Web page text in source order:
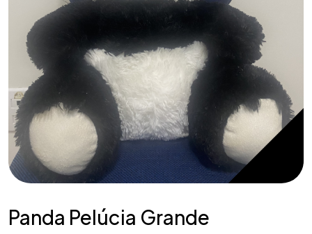
Panda Pelúcia Grande